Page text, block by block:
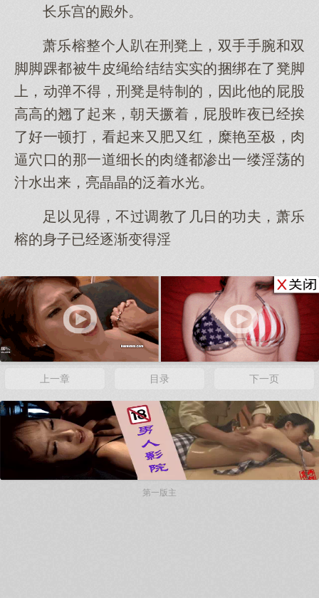
长乐宫的殿外。
萧乐榕整个人趴在刑凳上，双手手腕和双
脚脚踝都被牛皮绳给结结实实的捆绑在了凳脚
上，动弹不得，刑凳是特制的，因此他的屁股
高高的翘了起来，朝天撅着，屁股昨夜已经挨
了好一顿打，看起来又肥又红，糜艳至极，肉
逼穴口的那一道细长的肉缝都渗出一缕淫荡的
汁水出来，亮晶晶的泛着水光。
足以见得，不过调教了几日的功夫，萧乐
榕的身子已经逐渐变得淫
x
上一章 目录 下一页
x
第一版主